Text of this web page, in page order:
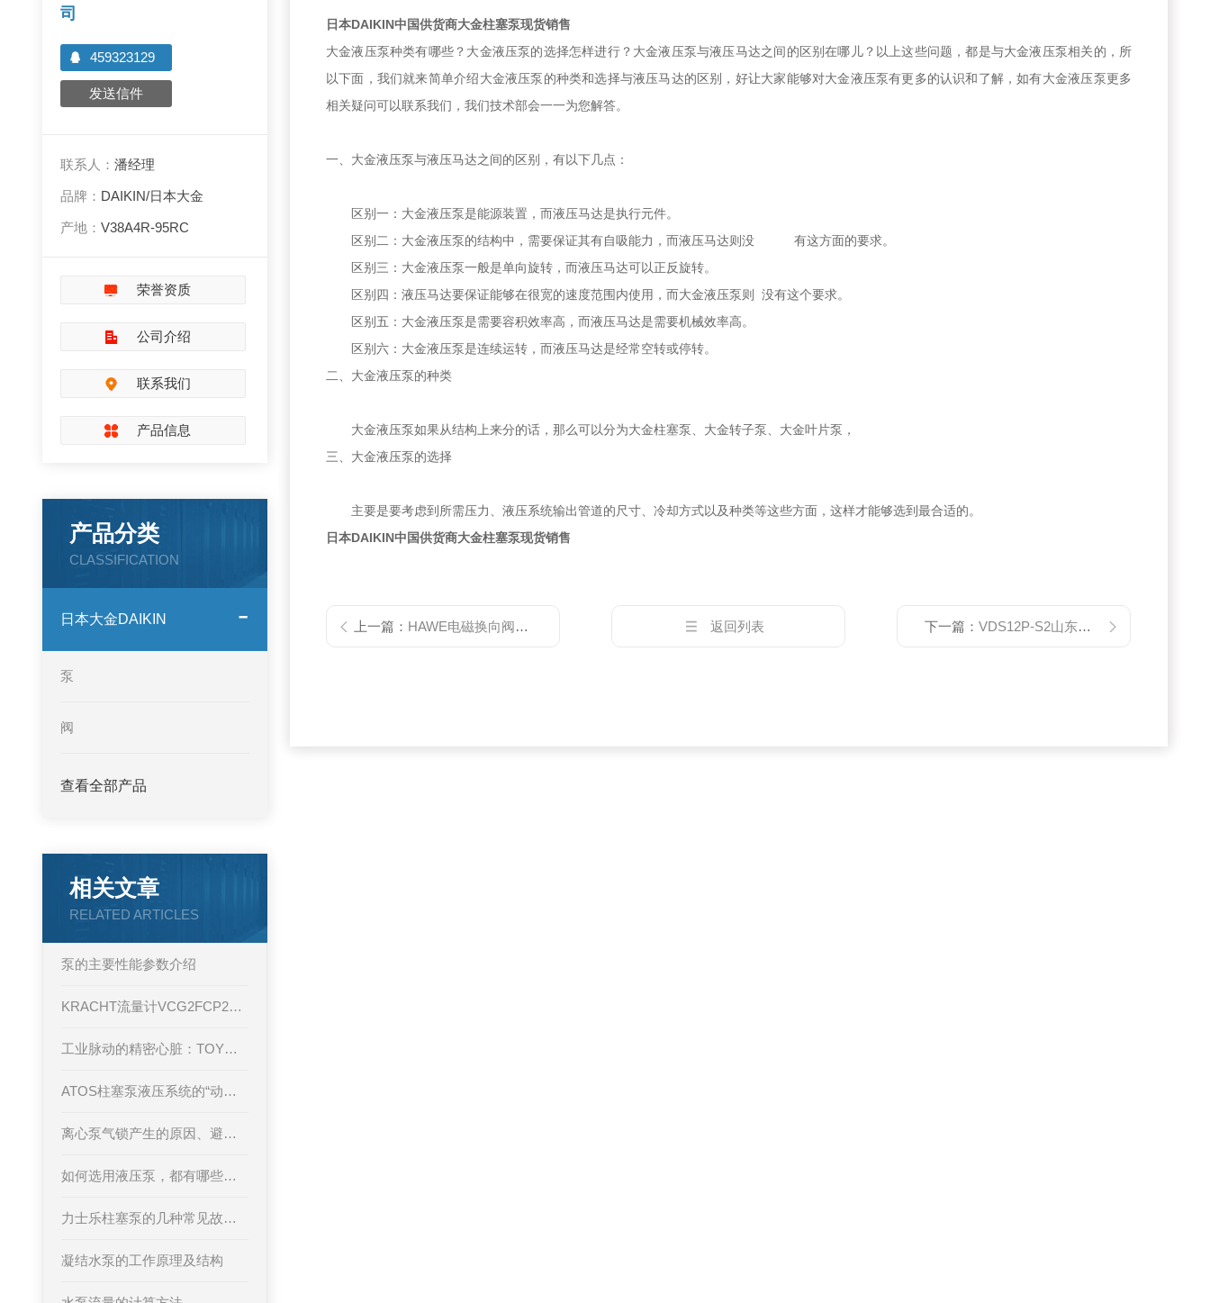
日本DAIKIN中国供货商大金柱塞泵现货销售
大金液压泵种类有哪些？大金液压泵的选择怎样进行？大金液压泵与液压马达之间的区别在哪儿？以上这些问题，都是与大金液压泵相关的，所
以下面，我们就来简单介绍大金液压泵的种类和选择与液压马达的区别，好让大家能够对大金液压泵有更多的认识和了解，如有大金液压泵更多
相关疑问可以联系我们，我们技术部会一一为您解答。
一、大金液压泵与液压马达之间的区别，有以下几点：
区别一：大金液压泵是能源装置，而液压马达是执行元件。
区别二：大金液压泵的结构中，需要保证其有自吸能力，而液压马达则没 有这方面的要求。
区别三：大金液压泵一般是单向旋转，而液压马达可以正反旋转。
区别四：液压马达要保证能够在很宽的速度范围内使用，而大金液压泵则 没有这个要求。
区别五：大金液压泵是需要容积效率高，而液压马达是需要机械效率高。
区别六：大金液压泵是连续运转，而液压马达是经常空转或停转。
二、大金液压泵的种类
大金液压泵如果从结构上来分的话，那么可以分为大金柱塞泵、大金转子泵、大金叶片泵，
三、大金液压泵的选择
主要是要考虑到所需压力、液压系统输出管道的尺寸、冷却方式以及种类等这些方面，这样才能够选到最合适的。
日本DAIKIN中国供货商大金柱塞泵现货销售
上一篇： HAWE电磁换向阀产品主要分类 返回列表 下一篇：VDS12P-S2山东代理DAIKIN双联泵
司
459323129
发送信件
联系人：潘经理
品牌： DAIKIN/日本大金
产地：V38A4R-95RC
荣誉资质
公司介绍
联系我们
产品信息
产品分类
CLASSIFICATION
日本大金DAIKIN
泵
阀
查看全部产品
相关文章
RELATED ARTICLES
泵的主要性能参数介绍
KRACHT流量计VCG2FCP2V使用在钢铁
工业脉动的精密心脏：TOYOOKI柱塞泵技术解析
ATOS柱塞泵液压系统的“动力心脏”，以精密控制赋能工业智能化升级
离心泵气锁产生的原因、避免措施及其与汽蚀的区别
如何选用液压泵，都有哪些优缺点？
力士乐柱塞泵的几种常见故障及解决方案
凝结水泵的工作原理及结构